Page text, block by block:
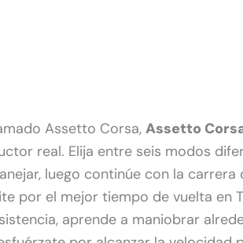
Assetto Corsa, Assetto
real. Elija entre seis modos
luego continúe con la
por el mejor tiempo de vuelta en
aprende a maniobrar